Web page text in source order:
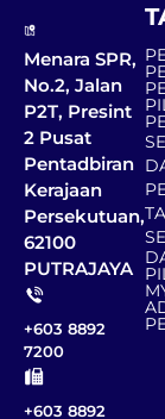
Menara SPR,
No.2, Jalan
P2T, Presint
2 Pusat
Pentadbiran
Kerajaan
Persekutuan,
62100
PUTRAJAYA
+603 8892
7200
+603 8892